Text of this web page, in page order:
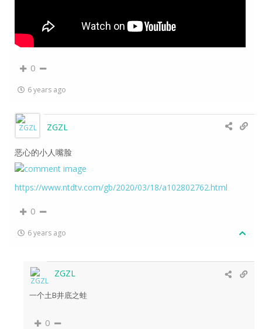
0
6 years ago
ZGZL
恶心的小人嘴脸
https://www.ntdtv.com/gb/2020/03/18/a102802762.html
0
6 years ago
ZGZL
一个土B井底之蛙
0